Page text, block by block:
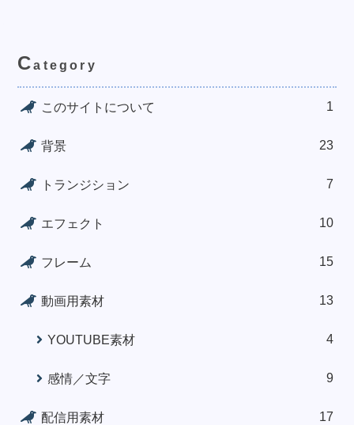
Category
このサイトについて 1
背景 23
トランジション 7
エフェクト 10
フレーム 15
動画用素材 13
YOUTUBE素材 4
感情／文字 9
配信用素材 17